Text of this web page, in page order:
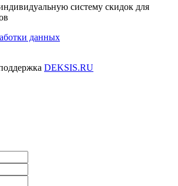
систему скидок для
данных
DEKSIS.RU